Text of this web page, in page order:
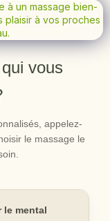
à un massage bien-
plaisir à vos proches
vous
appelez-
le massage le
le mental